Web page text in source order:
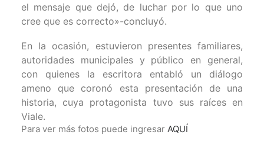
el mensaje que dejó, de luchar por lo que uno
cree que es correcto»-concluyó.
En la ocasión, estuvieron presentes familiares,
autoridades municipales y público en general,
con quienes la escritora entabló un diálogo
ameno que coronó esta presentación de una
historia, cuya protagonista tuvo sus raíces en
Viale.
Para ver más fotos puede ingresar AQUÍ